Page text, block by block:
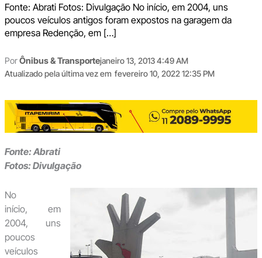
Fonte: Abrati Fotos: Divulgação No início, em 2004, uns
poucos veículos antigos foram expostos na garagem da
empresa Redenção, em […]
PorÔnibus & Transportejaneiro 13, 2013 4:49 AM
Atualizado pela última vez em fevereiro 10, 2022 12:35 PM
Fonte: Abrati
Fotos: Divulgação
No
início, em
2004, uns
poucos
veículos